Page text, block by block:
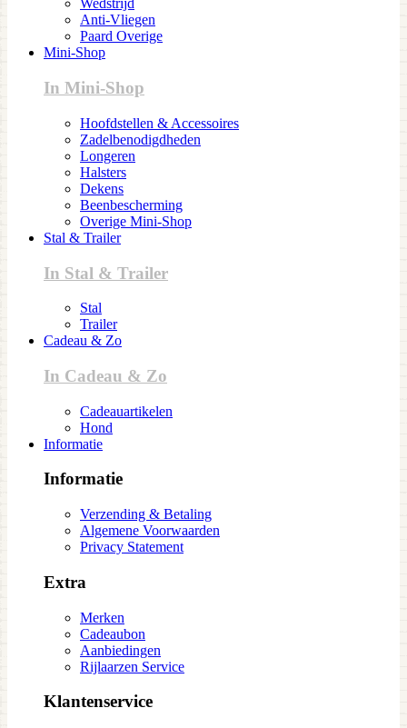
Wedstrijd
Anti-Vliegen
Paard Overige
Mini-Shop
In Mini-Shop
Hoofdstellen & Accessoires
Zadelbenodigdheden
Longeren
Halsters
Dekens
Beenbescherming
Overige Mini-Shop
Stal & Trailer
In Stal & Trailer
Stal
Trailer
Cadeau & Zo
In Cadeau & Zo
Cadeauartikelen
Hond
Informatie
Informatie
Verzending & Betaling
Algemene Voorwaarden
Privacy Statement
Extra
Merken
Cadeaubon
Aanbiedingen
Rijlaarzen Service
Klantenservice